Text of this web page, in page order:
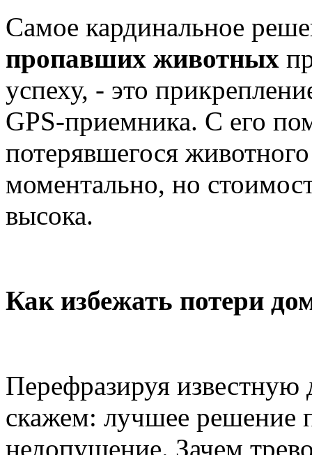
Самое кардинальное
пропавших животных
успеху, - это
GPS-приемника. С его
потерявшегося
моментально, но
высока.
Как избежать потери
Перефразируя известную
скажем: лучшее решение
недопущение. Зачем